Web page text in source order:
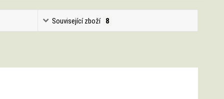
Související zboží 8